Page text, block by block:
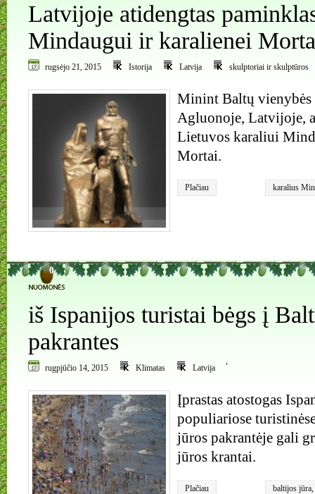
Latvijoje atidengtas
Mindaugui ir karalienei
rugsėjo 21, 2015 Istorija Latvija skulptoriai ir skulptūros
Minint Baltų vienybės
Agluonoje, Latvijoje,
Lietuvos karaliui
Mortai.
Plačiau
karalius
0
iš Ispanijos turistai bėgs į
pakrantes
rugpjūčio 14, 2015 Klimatas
,
Latvija
Įprastas atostogas
populiariose
jūros pakrantėje gali
jūros krantai.
Plačiau baltijos jūra,